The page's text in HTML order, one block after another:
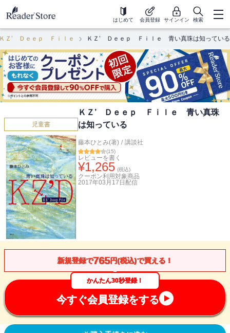
はじめて 会員登録 サインイン 検索
Ｚ’ Ｄｅｅｐ Ｆｉｌｅ ＫＺ’ Ｄｅｅｐ Ｆｉｌｅ 青い真珠は知っている
児童書
ＫＺ’ Ｄｅｅｐ Ｆｉｌｅ 青い真珠
は知っている
藤本ひとみ(著) / 講談社
(15)
レビューを書く
¥1,265 (税込)
クーポン利用対象商品
2017年03月17日 配信
新規登録で765円(税込)で買える！
かんたん30秒登録！
今すぐ会員登録をする